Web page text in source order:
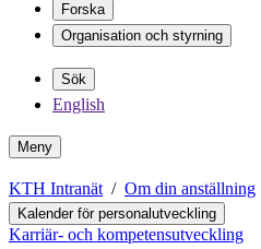
Forska
Organisation och styrning
Sök
English
Meny
KTH Intranät Om din anställning
Kalender för personalutveckling
Karriär- och kompetensutveckling